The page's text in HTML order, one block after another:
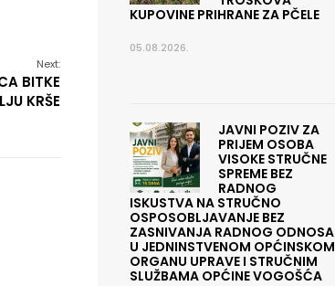
Next:
BITKE
KRŠE
KUPOVINE PRIHRANE ZA PČELE
05.08.2026.
JAVNI POZIV ZA
PRIJEM OSOBA
VISOKE STRUČNE
SPREME BEZ
RADNOG
ISKUSTVA NA STRUČNO
OSPOSOBLJAVANJE BEZ
ZASNIVANJA RADNOG ODNOSA
U JEDNINSTVENOM OPĆINSKOM
ORGANU UPRAVE I STRUČNIM
SLUŽBAMA OPĆINE VOGOŠĆA